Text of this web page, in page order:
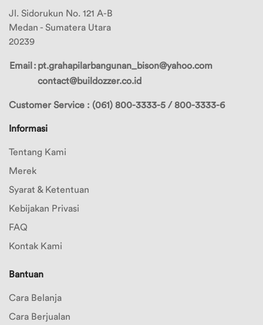
Jl. Sidorukun No. 121 A-B
Medan - Sumatera Utara
20239
Email : pt.grahapilarbangunan_bison@yahoo.com
contact@buildozzer.co.id
Customer Service : (061) 800-3333-5 / 800-3333-6
Informasi
Tentang Kami
Merek
Syarat & Ketentuan
Kebijakan Privasi
FAQ
Kontak Kami
Bantuan
Cara Belanja
Cara Berjualan